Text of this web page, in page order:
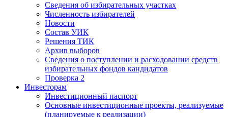
Сведения об избирательных участках
Численность избирателей
Новости
Состав УИК
Решения ТИК
Архив выборов
Сведения о поступлении и расходовании средств
избирательных фондов кандидатов
Проверка 2
Инвесторам
Инвестиционный паспорт
Основные инвестиционные проекты, реализуемые
(планируемые к реализации)